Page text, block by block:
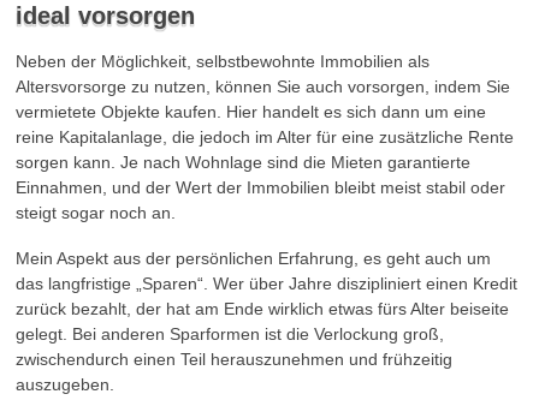
ideal vorsorgen
Neben der Möglichkeit, selbstbewohnte Immobilien als
Altersvorsorge zu nutzen, können Sie auch vorsorgen, indem Sie
vermietete Objekte kaufen. Hier handelt es sich dann um eine
reine Kapitalanlage, die jedoch im Alter für eine zusätzliche Rente
sorgen kann. Je nach Wohnlage sind die Mieten garantierte
Einnahmen, und der Wert der Immobilien bleibt meist stabil oder
steigt sogar noch an.
Mein Aspekt aus der persönlichen Erfahrung, es geht auch um
das langfristige „Sparen“. Wer über Jahre diszipliniert einen Kredit
zurück bezahlt, der hat am Ende wirklich etwas fürs Alter beiseite
gelegt. Bei anderen Sparformen ist die Verlockung groß,
zwischendurch einen Teil herauszunehmen und frühzeitig
auszugeben.